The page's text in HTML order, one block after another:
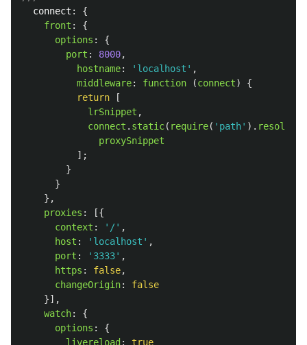
connect :
{
front :
{
options :
{
port : 8000,
hostname: ' localhost ' ,
middleware: function (connect)
{
return
[
lrSnippet ,
connect . static( require( ' path' ). resolve
proxySnippet
];
}
}
},
proxies :
[{
context : ' /' ,
host : ' localhost ' ,
port : ' 3333' ,
https : false,
changeOrigin:
false
}],
watch:
{
options :
{
livereload : true